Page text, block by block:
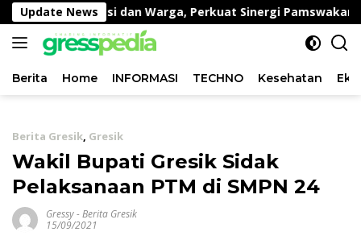
Langsung
ke
konten
Update Newsdan Warga, Perkuat Sinergi Pamswakarsa
Berita Home INFORMASI TECHNO Kesehatan
Berita Gresik, Gresik
Wakil Bupati Gresik Sidak
Pelaksanaan PTM di SMPN 24
Gressy-Berita Gresik
15/09/2021